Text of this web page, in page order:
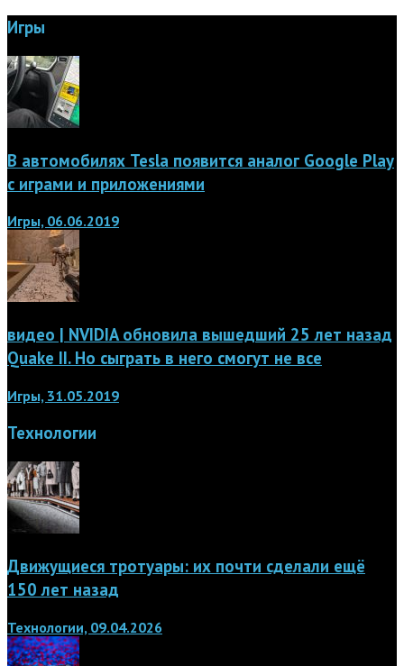
Игры
В автомобилях Tesla появится аналог Google Play
с играми и приложениями
Игры, 06.06.2019
видео | NVIDIA обновила вышедший 25 лет назад
Quake II. Но сыграть в него смогут не все
Игры, 31.05.2019
Технологии
Движущиеся тротуары: их почти сделали ещё
150 лет назад
Технологии, 09.04.2026